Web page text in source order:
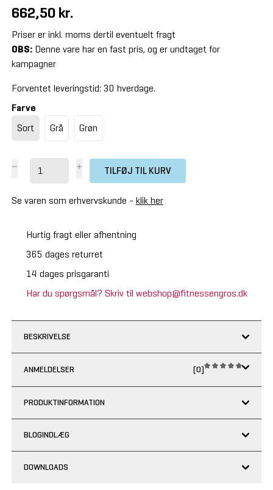
662,50 kr.
Priser er inkl. moms dertil eventuelt fragt
OBS:Denne vare har en fast pris, og er undtaget for
kampagner
Forventet leveringstid: 30 hverdage.
Farve
Sort
Grå Grøn
TILFØJ TIL KURV
Se varen som erhvervskunde - klik her
Hurtig fragt eller afhentning
365 dages returret
14 dages prisgaranti
Har du spørgsmål? Skriv til webshop@fitnessengros.dk
BESKRIVELSE
ANMELDELSER (0)
PRODUKTINFORMATION
BLOGINDLÆG
DOWNLOADS